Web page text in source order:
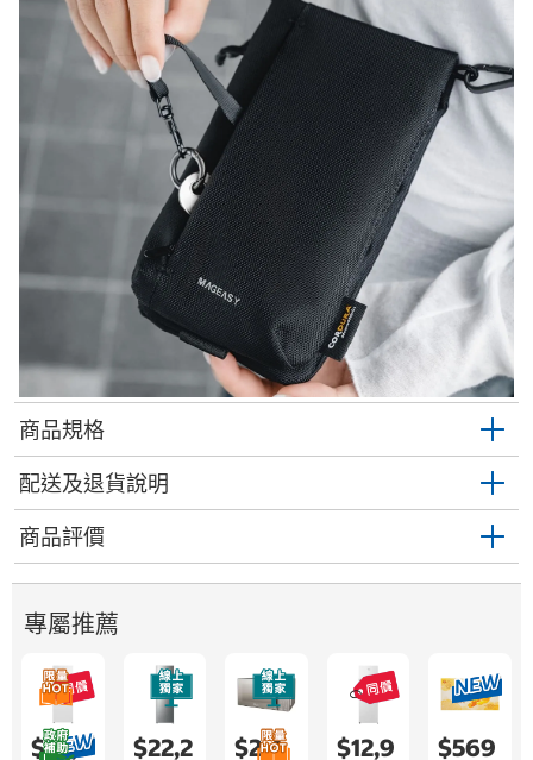
商品規格
配送及退貨說明
商品評價
專屬推薦
$22,9 $22,2 $2,4 $12,9 $569